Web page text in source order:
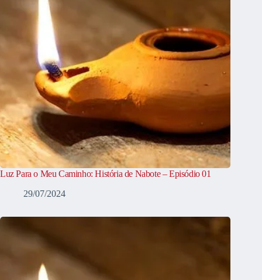
Luz Para o Meu Caminho: História de Nabote – Episódio 01
29/07/2024